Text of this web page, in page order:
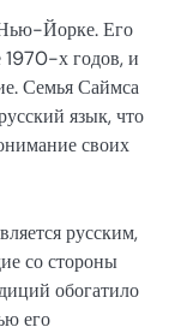
Йорке. Его
1970-х годов, и
Семья Саймса
язык, что
своих
русским,
со стороны
обогатило
его